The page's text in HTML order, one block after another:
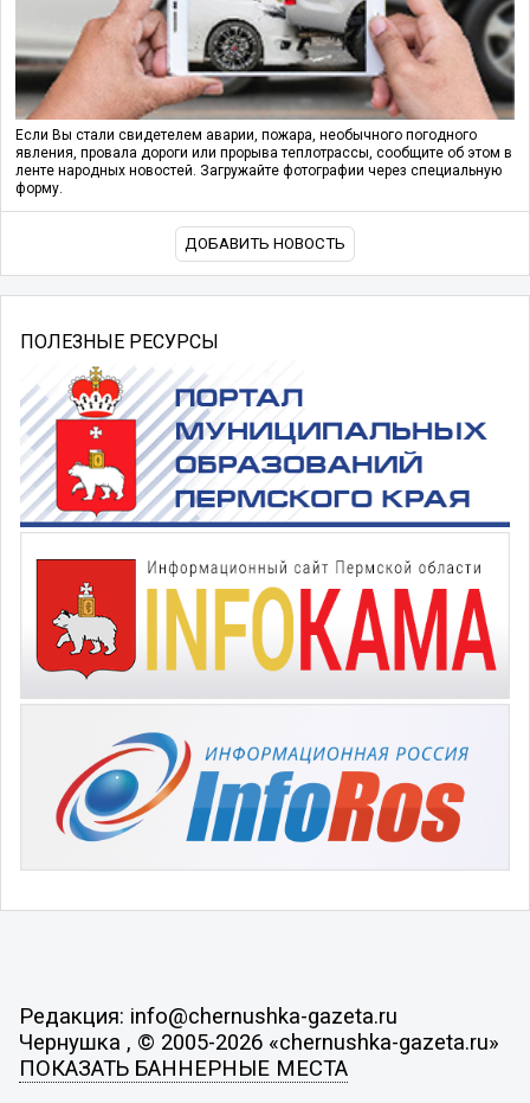
Если Вы стали свидетелем аварии, пожара, необычного погодного
явления, провала дороги или прорыва теплотрассы, сообщите об этом в
ленте народных новостей. Загружайте фотографии через специальную
форму.
ДОБАВИТЬ НОВОСТЬ
ПОЛЕЗНЫЕ РЕСУРСЫ
Редакция: info@chernushka-gazeta.ru
Чернушка , © 2005-2026 «chernushka-gazeta.ru»
ПОКАЗАТЬ БАННЕРНЫЕ МЕСТА